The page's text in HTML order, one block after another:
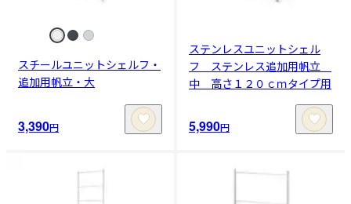
スチールユニットシェルフ・
追加用帆立・大
3,390円
ステンレスユニットシェル
フ ステンレス追加用帆立
中 高さ１２０ｃｍタイプ用
5,990円